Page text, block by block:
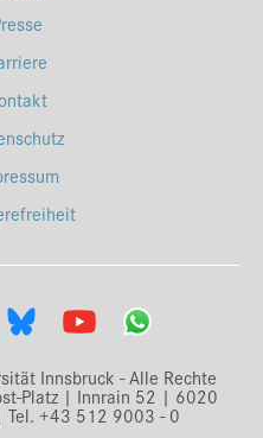
Innsbruck - Alle Rechte
Platz | Innrain 52 | 6020
+43 512 9003 - 0